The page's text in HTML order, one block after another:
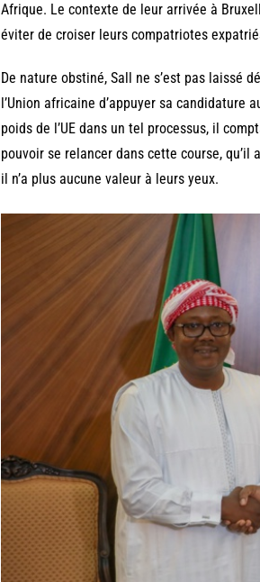
Afrique. Le contexte de leur arrivée à
éviter de croiser leurs compatriotes
De nature obstiné, Sall ne s’est pas laissé
l’Union africaine d’appuyer sa candidature
poids de l’UE dans un tel processus, il
pouvoir se relancer dans cette course,
il n’a plus aucune valeur à leurs yeux.